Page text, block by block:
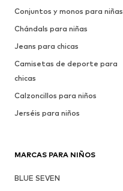
Conjuntos y monos para niñas
Chándals para niñas
Jeans para chicas
Camisetas de deporte para
chicas
Calzoncillos para niños
Jerséis para niños
MARCAS PARA NIÑOS
BLUE SEVEN